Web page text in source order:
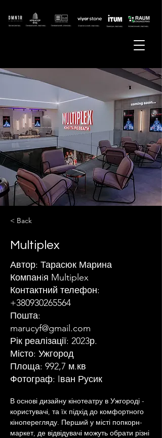
< Back
Multiplex
Автор: Тарасюк Марина
Компанiя Multiplex
Контактний телефон:
+380930265564
Пошта:
marucyf@gmail.com
Рік реалізації: 2023р.
Місто: Ужгород
Площа: 992,7 м.кв
Фотограф: Iван Русик
В основі дизайну кінотеатру в Ужгороді -
користувачі, та їх підхід до комфортного
кіноперегляду. Перший у місті попкорн-
маркет, де відвідувачі можуть обрати різні